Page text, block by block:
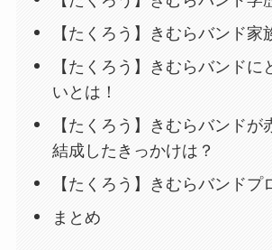
【たくろう】きむらバンド家
【たくろう】きむらバンドに
いとは！
【たくろう】きむらバンドが
結成したきっかけは？
【たくろう】きむらバンドプ
まとめ